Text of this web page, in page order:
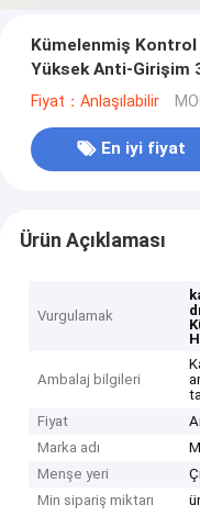
Kümelenmiş
Yüksek Anti-Girişim
Fiyat：Anlaşılabilir
En iyi fiyat
Ürün Açıklaması
Vurgulamak
Ambalaj bilgileri
Fiyat
Marka adı
Menşe yeri
Min sipariş miktarı